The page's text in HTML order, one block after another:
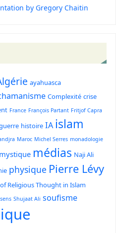
by Gregory Chaitin
ayahuasca
Complexité crise
France François Partant Fritjof Capra
histoire IA islam
Maroc Michel Serres monadologie
mystique médias Naji Ali
physique Pierre Lévy
Religious Thought in Islam
sens Shujaat Ali soufisme